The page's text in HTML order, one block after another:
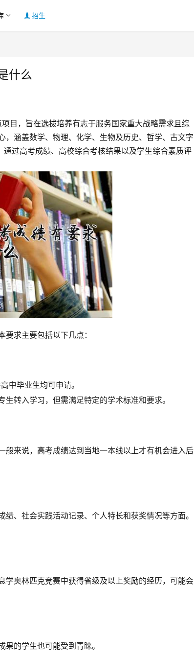
招生
什么
目，旨在选拔培养有志于服务国家重大战略需求且综
涵盖数学、物理、化学、生物及历史、哲学、古文字
过高考成绩、高校综合考核结果以及学生综合素质评
求主要包括以下几点：
中毕业生均可申请。
转入学习，但需满足特定的学术标准和要求。
来说，高考成绩达到当地一本线以上才有机会进入后
、社会实践活动记录、个人特长和获奖情况等方面。
奥林匹克竞赛中获得省级及以上奖励的经历，可能会
的学生也可能受到青睐。